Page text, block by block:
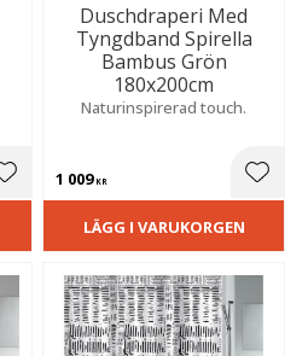
Lägg till i favoriter
Duschdraperi Med
Tyngdband Spirella
Bambus Grön
180x200cm
Naturinspirerad touch.
1 009KR
LÄGG I VARUKORGEN